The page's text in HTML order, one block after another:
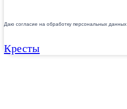
Даю согласие на обработку персональных данных
Кресты